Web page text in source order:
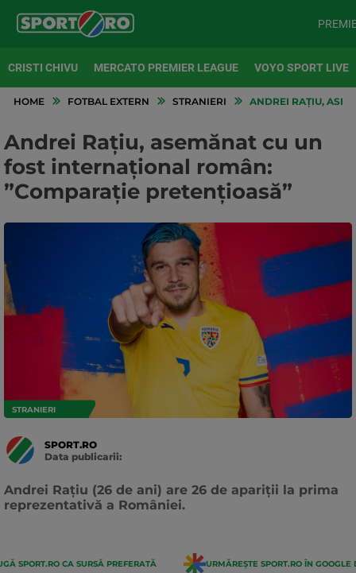
CRISTI CHIVU MERCATO PREMIER LEAGUE VOYO SPORT LIVE
HOME FOTBAL EXTERN STRANIERI ANDREI RAȚIU,
Andrei Rațiu, asemănat cu un
fost internațional român:
”Comparație pretențioasă”
STRANIERI
SPORT.RO
Data publicarii:
Andrei Rațiu (26 de ani) are 26 de apariții la prima
reprezentativă a României.
SPORT.RO CA SURSĂ PREFERATĂ URMĂREȘTE SPORT.RO ÎN GOOGLE